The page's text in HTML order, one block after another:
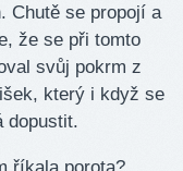
Chutě se propojí a
že se při tomto
svůj pokrm z
který i když se
dopustit.